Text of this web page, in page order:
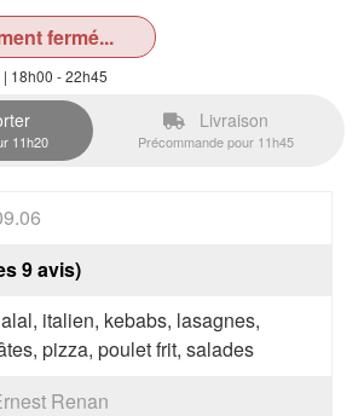
fermé...
18h00 - 22h45
11h20
Livraison
Précommande pour 11h45
9 avis)
italien, kebabs, lasagnes,
pizza, poulet frit, salades
Renan